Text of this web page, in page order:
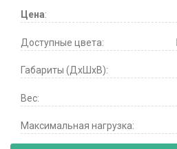
Цена:
Доступные цвета:
Габариты (ДхШхВ):
Вес:
Максимальная нагрузка: